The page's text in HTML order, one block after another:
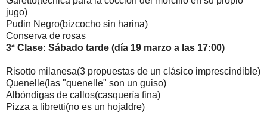
jugo)
Pudin Negro(bizcocho sin harina)
Conserva de rosas
3ª Clase: Sábado tarde (día 19 marzo a las 17:00)
Risotto milanesa(3 propuestas de un clásico imprescindible)
Quenelle(las "quenelle" son un guiso)
Albóndigas de callos(casquería fina)
Pizza a libretti(no es un hojaldre)